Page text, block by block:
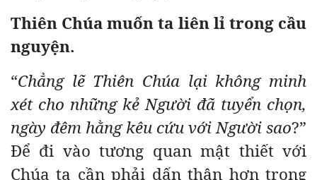
Thiên Chúa muốn ta liên lỉ trong cầu
nguyện.
“Chẳng lẽ Thiên Chúa lại không minh
xét cho những kẻ Người đã tuyển chọn,
ngày đêm hằng kêu cứu với Người sao?”
Để đi vào tương quan mật thiết với
Chúa ta cần phải dấn thân hơn trong